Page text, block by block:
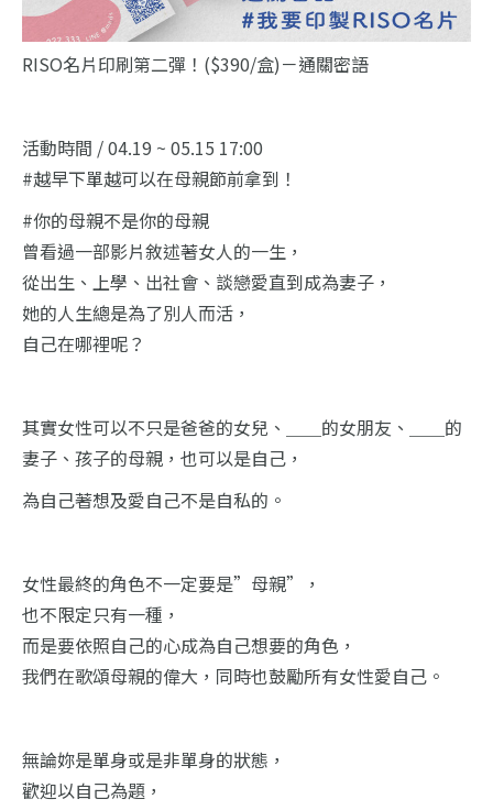
RISO名片印刷第二彈！($390/盒)－通關密語
活動時間 / 04.19 ~ 05.15 17:00
#越早下單越可以在母親節前拿到！
#你的母親不是你的母親
曾看過一部影片敘述著女人的一生，
從出生、上學、出社會、談戀愛直到成為妻子，
她的人生總是為了別人而活，
自己在哪裡呢？
其實女性可以不只是爸爸的女兒、＿＿的女朋友、＿＿的
妻子、孩子的母親，也可以是自己，
為自己著想及愛自己不是自私的。
女性最終的角色不一定要是”母親”，
也不限定只有一種，
而是要依照自己的心成為自己想要的角色，
我們在歌頌母親的偉大，同時也鼓勵所有女性愛自己。
無論妳是單身或是非單身的狀態，
歡迎以自己為題，